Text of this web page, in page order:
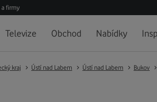
a firmy
Televize Obchod Nabídky
kraj Ústí nad Labem Ústí nad Labem Bukov